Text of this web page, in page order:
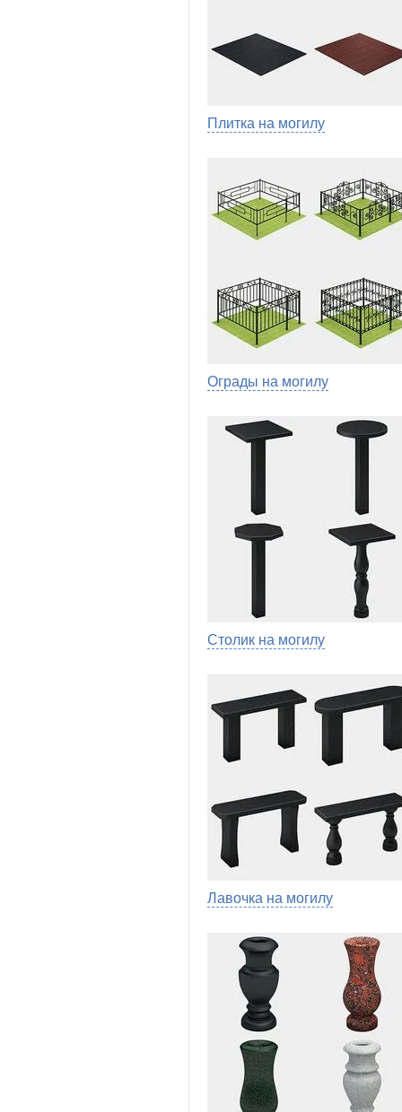
Плитка на могилу
Ограды на могилу
Столик на могилу
Лавочка на могилу